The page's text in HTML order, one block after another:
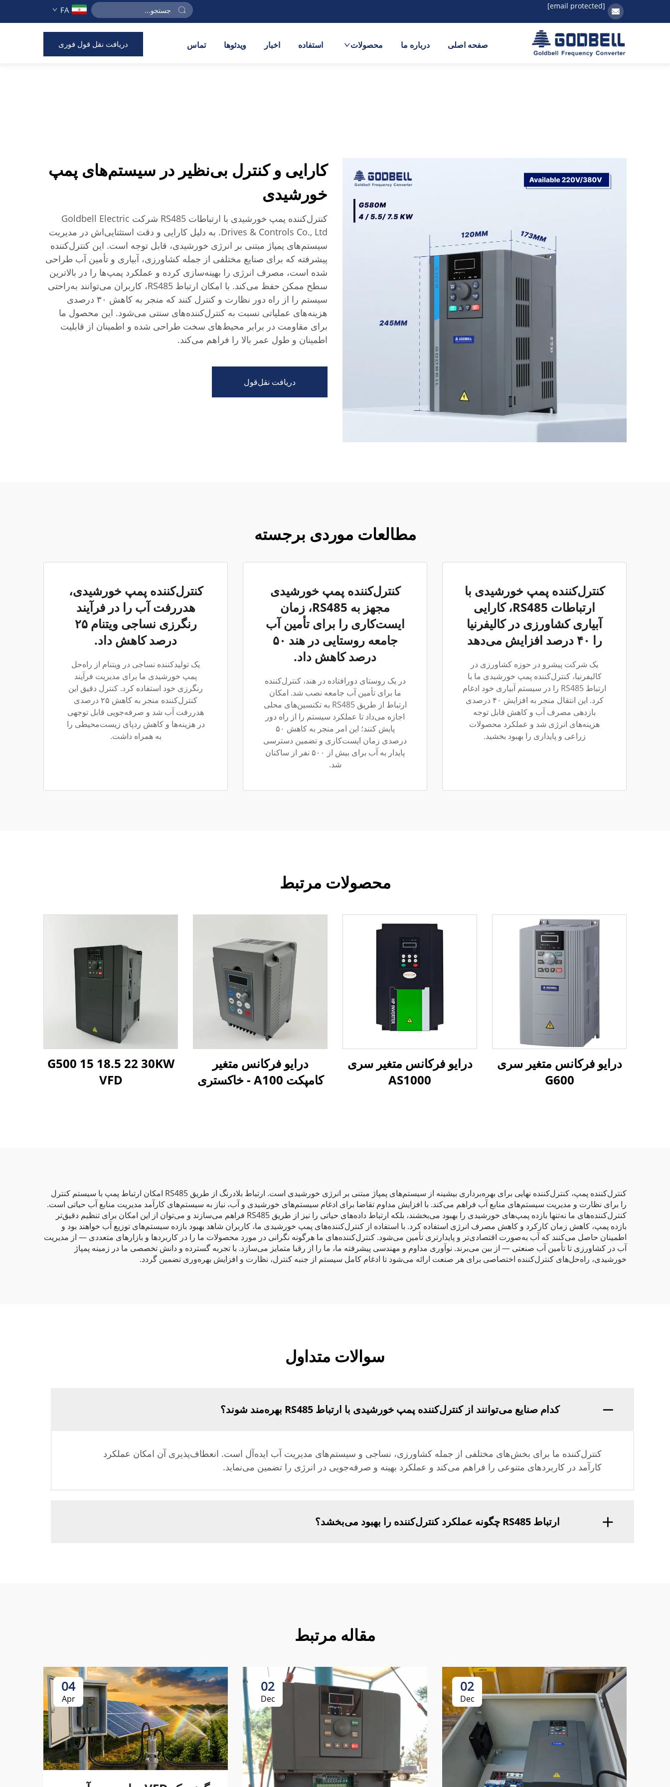
[email protected]
FA
صفحه اصلی درباره ما محصولات استفاده اخبار ویدئوها تماس دریافت نقل قول فوری
کارایی و کنترل بی‌نظیر در سیستم‌های پمپ
خورشیدی
کنترل‌کننده پمپ خورشیدی با ارتباطات RS485 شرکت Goldbell Electric
Drives & Controls Co., Ltd. به دلیل کارایی و دقت استثنایی‌اش در مدیریت
سیستم‌های پمپاژ مبتنی بر انرژی خورشیدی، قابل توجه است. این کنترل‌کننده
پیشرفته که برای صنایع مختلفی از جمله کشاورزی، آبیاری و تأمین آب طراحی
شده است، مصرف انرژی را بهینه‌سازی کرده و عملکرد پمپ‌ها را در بالاترین
سطح ممکن حفظ می‌کند. با امکان ارتباط RS485، کاربران می‌توانند به‌راحتی
سیستم را از راه دور نظارت و کنترل کنند که منجر به کاهش ۳۰ درصدی
هزینه‌های عملیاتی نسبت به کنترل‌کننده‌های سنتی می‌شود. این محصول ما
برای مقاومت در برابر محیط‌های سخت طراحی شده و اطمینان از قابلیت
اطمینان و طول عمر بالا را فراهم می‌کند.
دریافت نقل‌قول
مطالعات موردی برجسته
کنترل‌کننده پمپ خورشیدی با
ارتباطات RS485، کارایی
آبیاری کشاورزی در کالیفرنیا
را ۴۰ درصد افزایش می‌دهد
یک شرکت پیشرو در حوزه کشاورزی در
کالیفرنیا، کنترل‌کننده پمپ خورشیدی ما با
ارتباط RS485 را در سیستم آبیاری خود ادغام
کرد. این انتقال منجر به افزایش ۴۰ درصدی
بازدهی مصرف آب و کاهش قابل توجه
هزینه‌های انرژی شد و عملکرد محصولات
زراعی و پایداری را بهبود بخشید.
کنترل‌کننده پمپ خورشیدی
مجهز به RS485، زمان
ایست‌کاری را برای تأمین آب
جامعه روستایی در هند ۵۰
درصد کاهش داد.
در یک روستای دورافتاده در هند، کنترل‌کننده
ما برای تأمین آب جامعه نصب شد. امکان
ارتباط از طریق RS485 به تکنسین‌های محلی
اجازه می‌داد تا عملکرد سیستم را از راه دور
پایش کنند؛ این امر منجر به کاهش ۵۰
درصدی زمان ایست‌کاری و تضمین دسترسی
پایدار به آب برای بیش از ۵۰۰ نفر از ساکنان
شد.
کنترل‌کننده پمپ خورشیدی،
هدررفت آب را در فرآیند
رنگرزی نساجی ویتنام ۲۵
درصد کاهش داد.
یک تولیدکننده نساجی در ویتنام از راه‌حل
پمپ خورشیدی ما برای مدیریت فرآیند
رنگرزی خود استفاده کرد. کنترل دقیق این
کنترل‌کننده منجر به کاهش ۲۵ درصدی
هدررفت آب شد و صرفه‌جویی قابل توجهی
در هزینه‌ها و کاهش ردپای زیست‌محیطی را
به همراه داشت.
محصولات مرتبط
درایو فرکانس متغیر سری
G600
درایو فرکانس متغیر سری
AS1000
درایو فرکانس متغیر
کامپکت A100 - خاکستری
G500 15 18.5 22 30KW
VFD
کنترل‌کننده پمپ، کنترل‌کننده نهایی برای بهره‌برداری بیشینه از سیستم‌های پمپاژ مبتنی بر انرژی خورشیدی است. ارتباط بلادرنگ از طریق RS485 امکان ارتباط پمپ با سیستم کنترل
را برای نظارت و مدیریت سیستم‌های منابع آب فراهم می‌کند. با افزایش مداوم تقاضا برای ادغام سیستم‌های خورشیدی و آب، نیاز به سیستم‌های کارآمد مدیریت منابع آب حیاتی است.
کنترل‌کننده‌های ما نه‌تنها بازده پمپ‌های خورشیدی را بهبود می‌بخشند، بلکه ارتباط داده‌های حیاتی را نیز از طریق RS485 فراهم می‌سازند و می‌توان از این امکان برای تنظیم دقیق‌تر
بازده پمپ، کاهش زمان کارکرد و کاهش مصرف انرژی استفاده کرد. با استفاده از کنترل‌کننده‌های پمپ خورشیدی ما، کاربران شاهد بهبود بازده سیستم‌های توزیع آب خواهند بود و
اطمینان حاصل می‌کنند که آب به‌صورت اقتصادی‌تر و پایدارتری تأمین می‌شود. کنترل‌کننده‌های ما هرگونه نگرانی در مورد محصولات ما را در کاربردها و بازارهای متعددی — از مدیریت
آب در کشاورزی تا تأمین آب صنعتی — از بین می‌برند. نوآوری مداوم و مهندسی پیشرفته ما، ما را از رقبا متمایز می‌سازد. با تجربه گسترده و دانش تخصصی ما در زمینه پمپاژ
خورشیدی، راه‌حل‌های کنترل‌کننده اختصاصی برای هر صنعت ارائه می‌شود تا ادغام کامل سیستم از جنبه کنترل، نظارت و افزایش بهره‌وری تضمین گردد.
سوالات متداول
کدام صنایع می‌توانند از کنترل‌کننده پمپ خورشیدی با ارتباط RS485 بهره‌مند شوند؟
کنترل‌کننده ما برای بخش‌های مختلفی از جمله کشاورزی، نساجی و سیستم‌های مدیریت آب ایده‌آل است. انعطاف‌پذیری آن امکان عملکرد
کارآمد در کاربردهای متنوعی را فراهم می‌کند و عملکرد بهینه و صرفه‌جویی در انرژی را تضمین می‌نماید.
ارتباط RS485 چگونه عملکرد کنترل‌کننده را بهبود می‌بخشد؟
مقاله مرتبط
02
Dec
02
Dec
04
Apr